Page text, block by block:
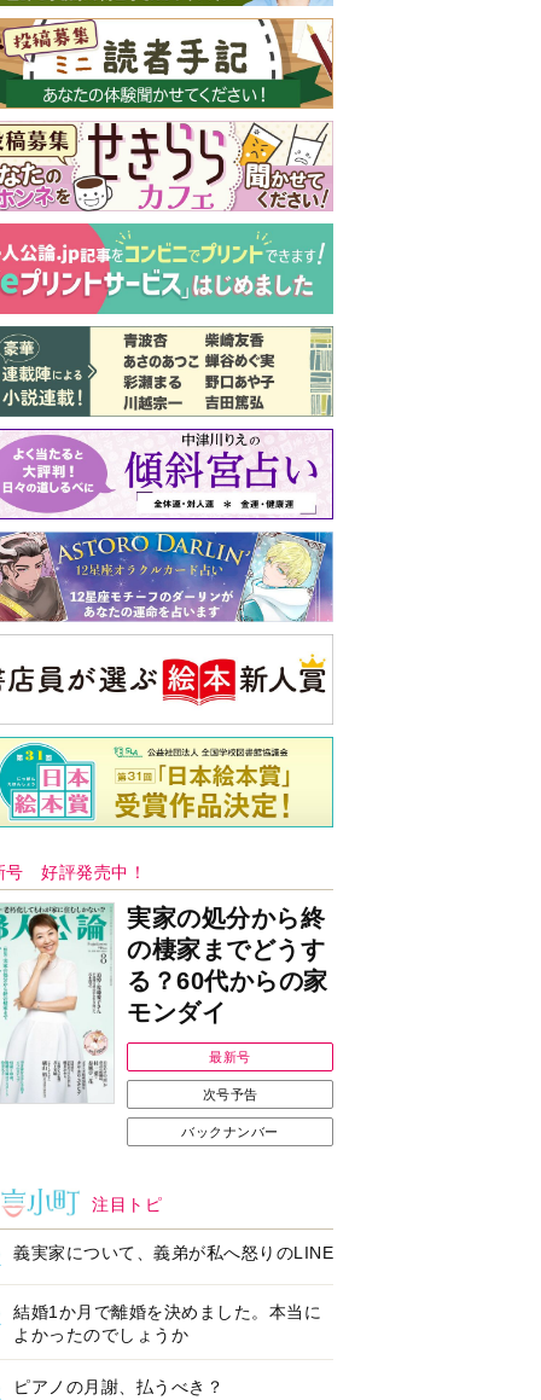
号 好評発売中！
実家の処分から終
の棲家までどうす
る？60代からの家
モンダイ
最新号
バックナンバー
注目トピ
義実家について、義弟が私へ怒りのLINE
よかったのでしょうか
ピアノの月謝、払うべき？
公論新社の本
いじめのある世界に生き
る君たちへ
いじめられっ子だった精神
科医の贈る言葉
夫 著 詳しくみる
フォメーション
で始める遺言を書
準備セミナー開
耳にすっぽり！オーテ
ィコン補聴器、新しい
スタイルで All in Ear
の「オーティコン ジー
ル」を発売
健康習慣をサポー
オープンイヤー
HERALBONY
ル」発売
【編集部より】広告ペ
ージについてのお詫び